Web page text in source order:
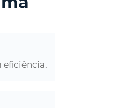
eficiência.